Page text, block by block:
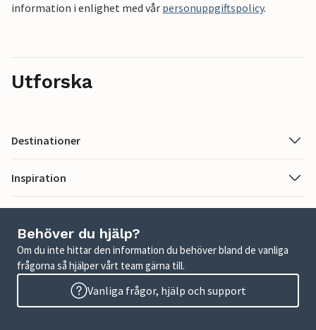
information i enlighet med vår personuppgiftspolicy.
Utforska
Destinationer
Inspiration
Behöver du hjälp?
Om du inte hittar den information du behöver bland de vanliga
frågorna så hjälper vårt team gärna till.
Vanliga frågor, hjälp och support